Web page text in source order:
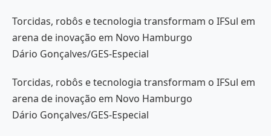
Torcidas, robôs e tecnologia transformam o IFSul em
arena de inovação em Novo Hamburgo
Dário Gonçalves/GES-Especial
Torcidas, robôs e tecnologia transformam o IFSul em
arena de inovação em Novo Hamburgo
Dário Gonçalves/GES-Especial